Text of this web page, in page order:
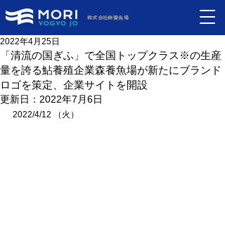
株式会社森養魚場
「清流の国ぎふ」で全国トップクラス※の生産
量を誇る鮎養殖企業森養魚場が新たにブランド
ロゴを策定、企業サイトを開設
2022年4月25日
更新日： 2022年7月6日
2022/4/12 （火）